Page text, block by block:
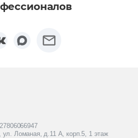
ул. Ломаная, д.11 А, корп.5, 1 этаж